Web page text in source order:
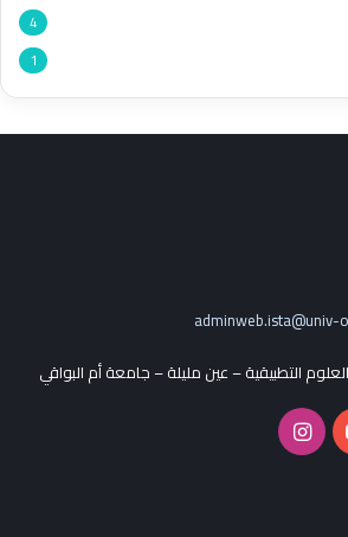
4
1
adminweb.ista@univ-
التطبيقية – عين مليلة – جامعة أم البواقي
يوتيوبانستقرام